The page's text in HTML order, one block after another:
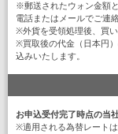
※郵送されたウォン金額
電話またはメールでご連
※外貨を受領処理後、買
※買取後の代金（日本円
込みいたします。
お申込受付完了時点の当
※適用される為替レート